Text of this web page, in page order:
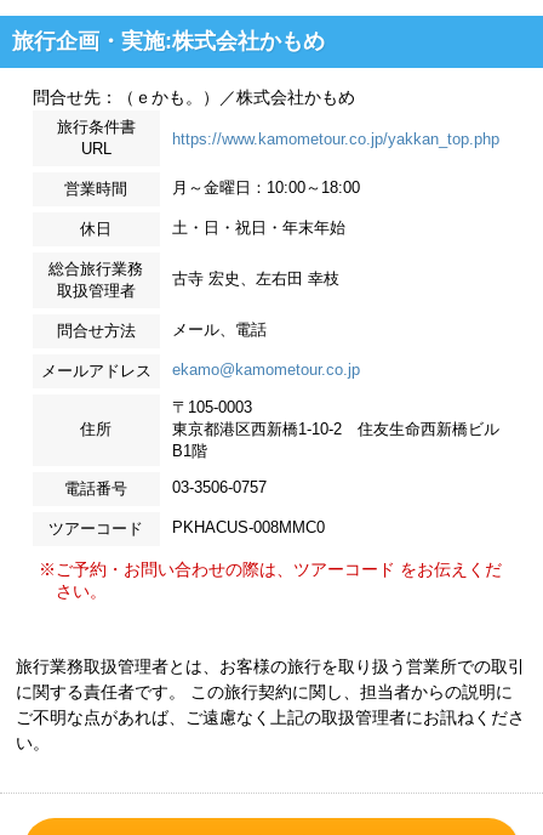
旅行企画・実施:株式会社かもめ
問合せ先：（ｅかも。）／株式会社かもめ
旅行条件書
URL
https://www.kamometour.co.jp/yakkan_top.php
営業時間 月～金曜日：10:00～18:00
休日 土・日・祝日・年末年始
総合旅行業務
取扱管理者
古寺 宏史、左右田 幸枝
問合せ方法 メール、電話
メールアドレス ekamo@kamometour.co.jp
住所
〒105-0003
東京都港区西新橋1-10-2 住友生命西新橋ビル
B1階
電話番号 03-3506-0757
ツアーコード PKHACUS-008MMC0
※ご予約・お問い合わせの際は、ツアーコード をお伝えくだ
さい。
旅行業務取扱管理者とは、お客様の旅行を取り扱う営業所での取引
に関する責任者です。 この旅行契約に関し、担当者からの説明に
ご不明な点があれば、ご遠慮なく上記の取扱管理者にお訊ねくださ
い。